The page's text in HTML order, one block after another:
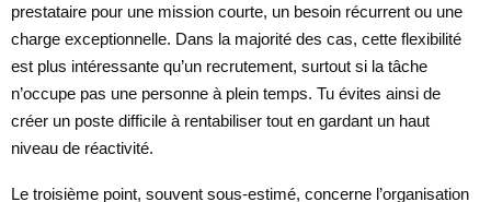
prestataire pour une mission courte, un besoin récurrent ou une
charge exceptionnelle. Dans la majorité des cas, cette flexibilité
est plus intéressante qu’un recrutement, surtout si la tâche
n’occupe pas une personne à plein temps. Tu évites ainsi de
créer un poste difficile à rentabiliser tout en gardant un haut
niveau de réactivité.
Le troisième point, souvent sous-estimé, concerne l’organisation